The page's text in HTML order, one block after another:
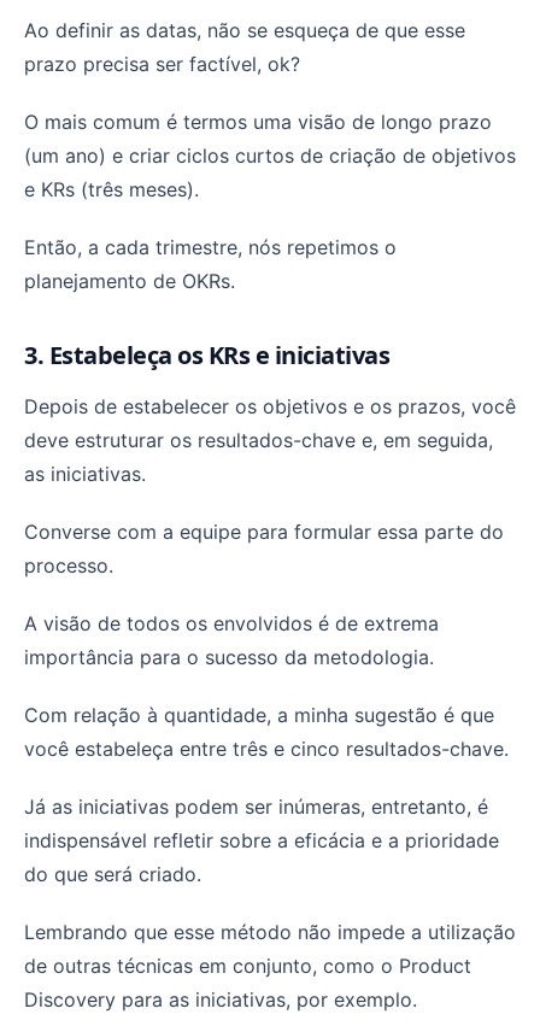
Ao definir as datas, não se esqueça de que esse
prazo precisa ser factível, ok?
O mais comum é termos uma visão de longo prazo
(um ano) e criar ciclos curtos de criação de objetivos
e KRs (três meses).
Então, a cada trimestre, nós repetimos o
planejamento de OKRs.
3. Estabeleça os KRs e iniciativas
Depois de estabelecer os objetivos e os prazos, você
deve estruturar os resultados-chave e, em seguida,
as iniciativas.
Converse com a equipe para formular essa parte do
processo.
A visão de todos os envolvidos é de extrema
importância para o sucesso da metodologia.
Com relação à quantidade, a minha sugestão é que
você estabeleça entre três e cinco resultados-chave.
Já as iniciativas podem ser inúmeras, entretanto, é
indispensável refletir sobre a eficácia e a prioridade
do que será criado.
Lembrando que esse método não impede a utilização
de outras técnicas em conjunto, como o Product
Discovery para as iniciativas, por exemplo.